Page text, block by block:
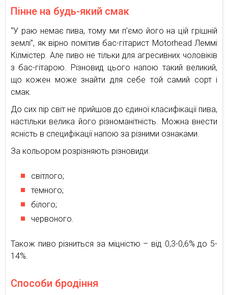
Пінне на будь-який смак
“У раю немає пива, тому ми п’ємо його на цій грішній
землі”, як вірно помітив бас-гітарист Motorhead Леммі
Кілмістер. Але пиво не тільки для агресивних чоловіків
з бас-гітарою. Різновид цього напою такий великий,
що кожен може знайти для себе той самий сорт і
смак.
До сих пір світ не прийшов до єдиної класифікації пива,
настільки велика його різноманітність. Можна внести
ясність в специфікації напою за різними ознаками.
За кольором розрізняють різновиди:
світлого;
темного;
білого;
червоного.
Також пиво різниться за міцністю – від 0,3-0,6% до 5-
14%.
Способи бродіння